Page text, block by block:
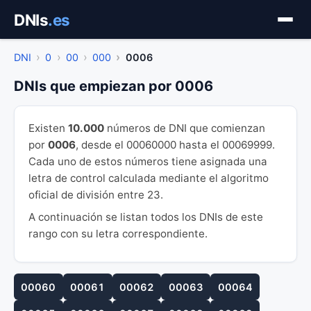
contenido
DNIs.es
DNI 0 00 000 0006
DNIs que empiezan por 0006
Existen 10.000 números de DNI que comienzan
por 0006, desde el 00060000 hasta el 00069999.
Cada uno de estos números tiene asignada una
letra de control calculada mediante el algoritmo
oficial de división entre 23.
A continuación se listan todos los DNIs de este
rango con su letra correspondiente.
00060 00061 00062 00063 00064